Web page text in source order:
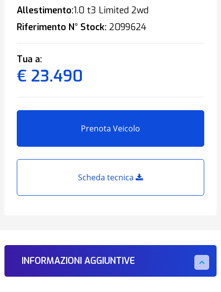
Allestimento:1.0 t3 Limited 2wd
Riferimento N° Stock:2099624
Tua a:
€ 23.490
Prenota Veicolo
Scheda tecnica
INFORMAZIONI AGGIUNTIVE